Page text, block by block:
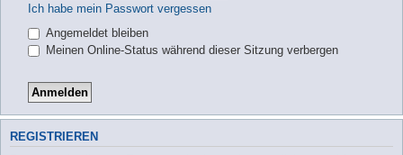
Ich habe mein Passwort vergessen
Angemeldet bleiben
Meinen Online-Status während dieser Sitzung verbergen
REGISTRIEREN